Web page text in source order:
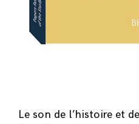
Le son de l’histoire et